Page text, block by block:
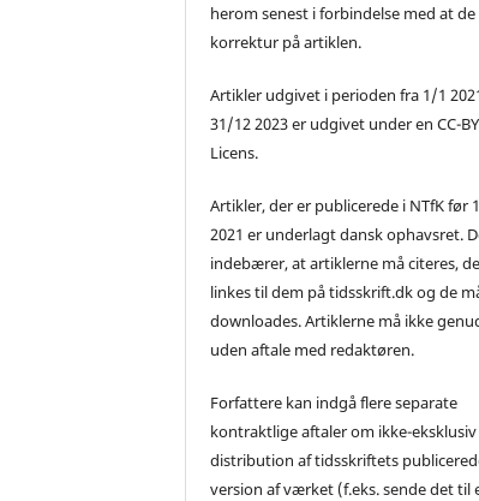
herom senest i forbindelse med at
korrektur på artiklen.
Artikler udgivet i perioden fra 1/1
31/12 2023 er udgivet under en CC-
Licens.
Artikler, der er publicerede i NTfK før
2021 er underlagt dansk ophavsret.
indebærer, at artiklerne må citeres,
linkes til dem på tidsskrift.dk og de
downloades. Artiklerne må ikke
uden aftale med redaktøren.
Forfattere kan indgå flere separate
kontraktlige aftaler om ikke-eksklusiv
distribution af tidsskriftets
version af værket (f.eks. sende det til